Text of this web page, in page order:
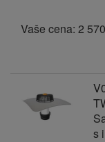
Vaše cena: 2
s